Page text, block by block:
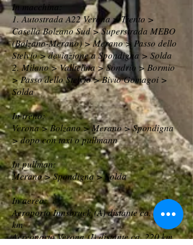
In macchina:
1. Autostrada A22 Verona > Trento >
Casella Bolzano Sud > Superstrada MEBO
(Bolzano-Merano) > Merano > Passo dello
Stelvio > deviazione a Spondigna > Solda
2. Milano > Valltelina > Sondrio > Bormio
> Passo dello Stelvio > Bivio Gomagoi >
Solda
In treno:
Verona > Bolzano > Merano > Spondigna
> dopo con taxi o pullmann
In pullman:
Merano > Spondigna > Solda
In aereo:
Aeroporto Innsbruck (A) distante ca. 150
km
Aereoporto Verona (I) distante ca. 220 km